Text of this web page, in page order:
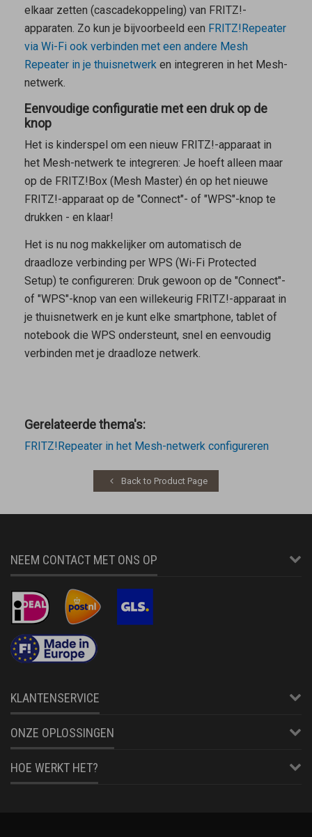
elkaar zetten (cascadekoppeling) van FRITZ!-
apparaten. Zo kun je bijvoorbeeld een FRITZ!Repeater
via Wi-Fi ook verbinden met een andere Mesh
Repeaterin je thuisnetwerken integreren in het Mesh-
netwerk.
Eenvoudige configuratie met een druk op de
knop
Het is kinderspel om een nieuw FRITZ!-apparaat in
het Mesh-netwerk te integreren: Je hoeft alleen maar
op de FRITZ!Box ( Mesh Master) én op het nieuwe
FRITZ!-apparaat op de "Connect"- of "WPS"-knop te
drukken - en klaar!
Het is nu nog makkelijker om automatisch de
draadloze verbinding per WPS (Wi-Fi Protected
Setup) te configureren: Druk gewoon op de "Connect"-
of "WPS"-knop van een willekeurig FRITZ!-apparaat in
je thuisnetwerk en je kunt elke smartphone, tablet of
notebook die WPS ondersteunt, snel en eenvoudig
verbinden met je draadloze netwerk.
Gerelateerde thema's:
FRITZ!Repeater in het Mesh-netwerk configureren
Back to Product Page
NEEM CONTACT MET ONS OP
KLANTENSERVICE
ONZE OPLOSSINGEN
HOE WERKT HET?